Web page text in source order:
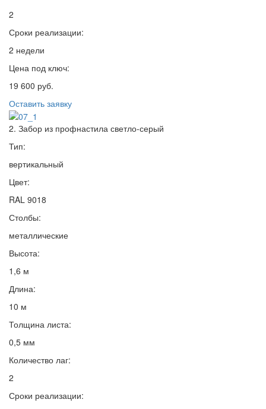
2
Сроки реализации:
2 недели
Цена под ключ:
19 600 руб.
Оставить заявку
2. Забор из профнастила светло-серый
Тип:
вертикальный
Цвет:
RAL 9018
Столбы:
металлические
Высота:
1,6 м
Длина:
10 м
Толщина листа:
0,5 мм
Количество лаг:
2
Сроки реализации: